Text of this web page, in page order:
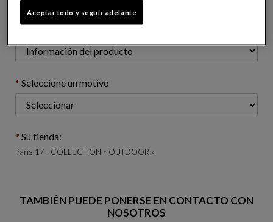
Asunto de su solicitud:
Seleccione un motivo
Su tienda:
Paris 17 - COLLECTION « OUTDOOR »
TAMBIÉN PUEDE PONERSE EN CONTACTO CON
NOSOTROS
Aceptar todo y seguir adelante